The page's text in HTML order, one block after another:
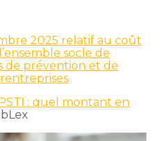
2025 relatif au coût
socle de
de prévention et de
: quel montant en